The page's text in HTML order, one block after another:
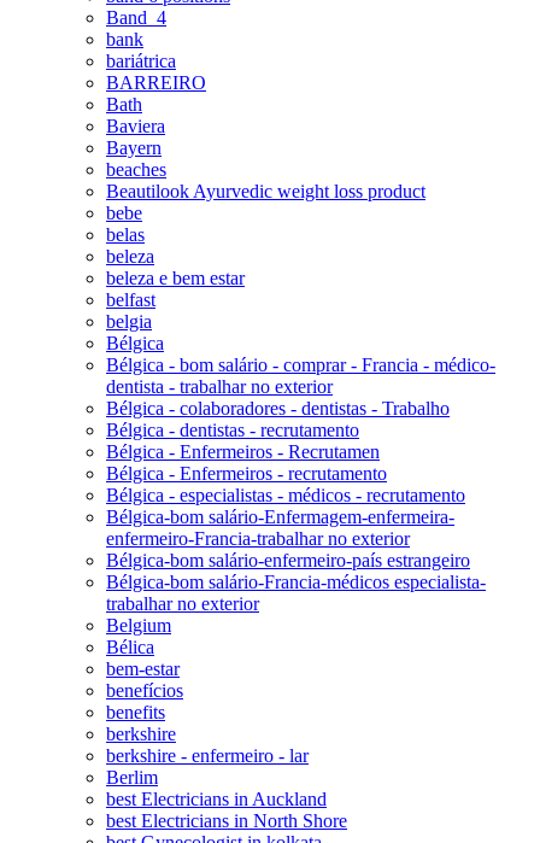
Band_4
bank
bariátrica
BARREIRO
Bath
Baviera
Bayern
beaches
Beautilook Ayurvedic weight loss product
bebe
belas
beleza
beleza e bem estar
belfast
belgia
Bélgica
Bélgica - bom salário - comprar - Francia - médico-
dentista - trabalhar no exterior
Bélgica - colaboradores - dentistas - Trabalho
Bélgica - dentistas - recrutamento
Bélgica - Enfermeiros - Recrutamen
Bélgica - Enfermeiros - recrutamento
Bélgica - especialistas - médicos - recrutamento
Bélgica-bom salário-Enfermagem-enfermeira-
enfermeiro-Francia-trabalhar no exterior
Bélgica-bom salário-enfermeiro-país estrangeiro
Bélgica-bom salário-Francia-médicos especialista-
trabalhar no exterior
Belgium
Bélica
bem-estar
benefícios
benefits
berkshire
berkshire - enfermeiro - lar
Berlim
best Electricians in Auckland
best Electricians in North Shore